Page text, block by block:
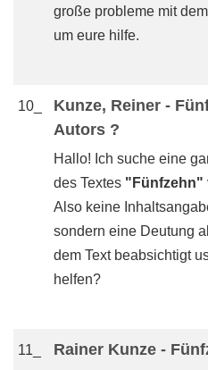
große probleme mit
um eure hilfe.
10_
Kunze, Reiner -
Autors ?
Hallo! Ich suche eine
des Textes "Fünfzehn"
Also keine
sondern eine Deutung
dem Text beabsichtigt
helfen?
11_ Rainer Kunze -